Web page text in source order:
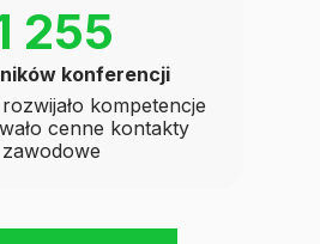
kompetencje
cenne kontakty
zawodowe
konferencji
255